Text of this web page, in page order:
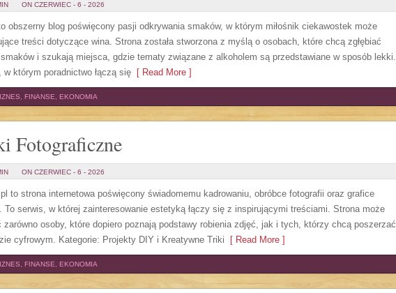
ON CZERWIEC - 6 - 2026
obszerny blog poświęcony pasji odkrywania smaków, w którym miłośnik ciekawostek może
treści dotyczące wina. Strona została stworzona z myślą o osobach, które chcą zgłębiać
i szukają miejsca, gdzie tematy związane z alkoholem są przedstawiane w sposób lekki.
w którym poradnictwo łączą się [ Read More ]
FINANSE, EKONOMIA
Fotograficzne
ON CZERWIEC - 6 - 2026
to strona internetowa poświęcony świadomemu kadrowaniu, obróbce fotografii oraz grafice
To serwis, w której zainteresowanie estetyką łączy się z inspirującymi treściami. Strona może
zarówno osoby, które dopiero poznają podstawy robienia zdjęć, jak i tych, którzy chcą poszerzać
cyfrowym. Kategorie: Projekty DIY i Kreatywne Triki [ Read More ]
FINANSE, EKONOMIA